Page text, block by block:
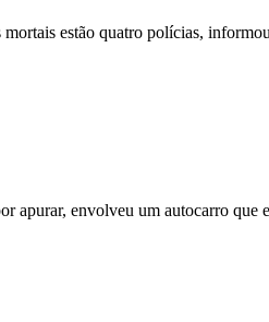
estão quatro polícias,
apurar, envolveu um autocarro que